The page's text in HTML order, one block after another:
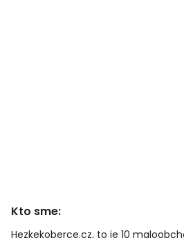
Kto sme:
Hezkekoberce.cz, to je 10